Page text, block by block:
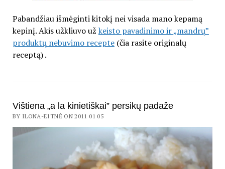
Pabandžiau išmėginti kitokį nei visada mano kepamą
kepinį. Akis užkliuvo už keisto pavadinimo ir „mandrų”
produktų nebuvimo recepte(čia rasite originalų
receptą) .
Vištiena „a la kinietiškai” persikų padaže
BY ILONA-EITNĖ ON 2011 01 05